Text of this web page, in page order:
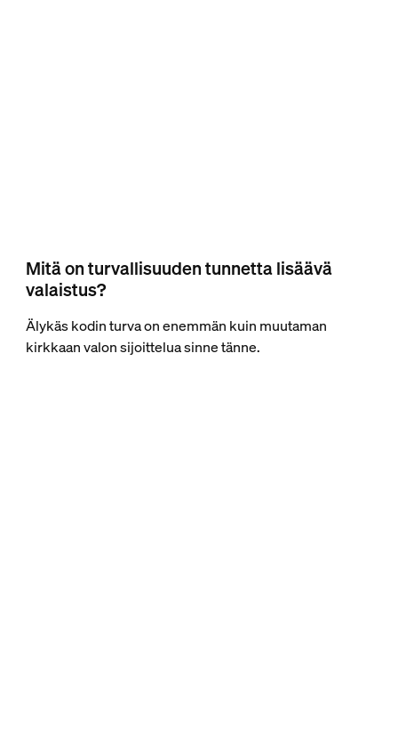
Mitä on turvallisuuden tunnetta lisäävä
valaistus?
Älykäs kodin turva on enemmän kuin muutaman
kirkkaan valon sijoittelua sinne tänne.